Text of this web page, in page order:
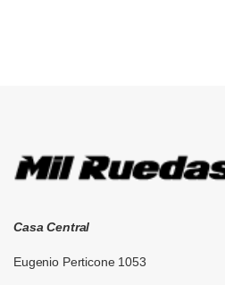
Casa Central
Eugenio Perticone 1053